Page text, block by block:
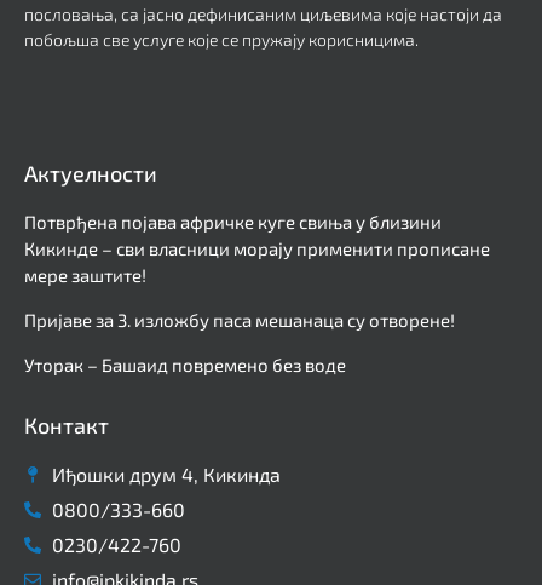
пословања, са јасно дефинисаним циљевима које настоји да
побољша све услуге које се пружају корисницима.
Актуелности
Потврђена појава афричке куге свиња у близини
Кикинде – сви власници морају применити прописане
мере заштите!
Пријаве за 3. изложбу паса мешанаца су отворене!
Уторак – Башаид повремено без воде
Контакт
Иђошки друм 4, Кикинда
0800/333-660
0230/422-760
info@jpkikinda.rs